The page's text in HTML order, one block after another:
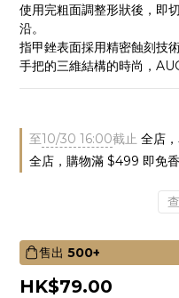
使用完粗面調整形狀後，即
沿。
指甲銼表面採用精密蝕刻技
手把的三維結構的時尚，
至10/30 16:00截止 全店
全店，購物滿 $499 即免
售出 500+
HK$79.00